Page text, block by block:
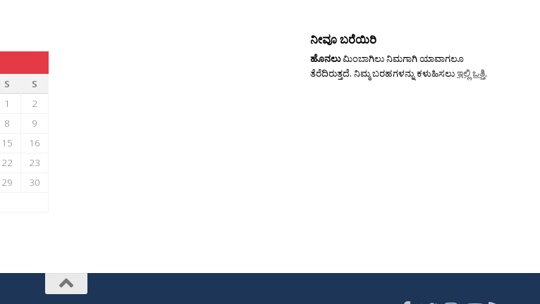
S
S
1
2
8
9
15
16
22
23
29
30
ನೀವೂ ಬರೆಯಿರಿ
ಹೊನಲುಮಿಂಬಾಗಿಲು ನಿಮಗಾಗಿ ಯಾವಾಗಲೂ
ತೆರೆದಿರುತ್ತದೆ. ನಿಮ್ಮ ಬರಹಗಳನ್ನು ಕಳುಹಿಸಲುಇಲ್ಲಿ ಒತ್ತಿ.